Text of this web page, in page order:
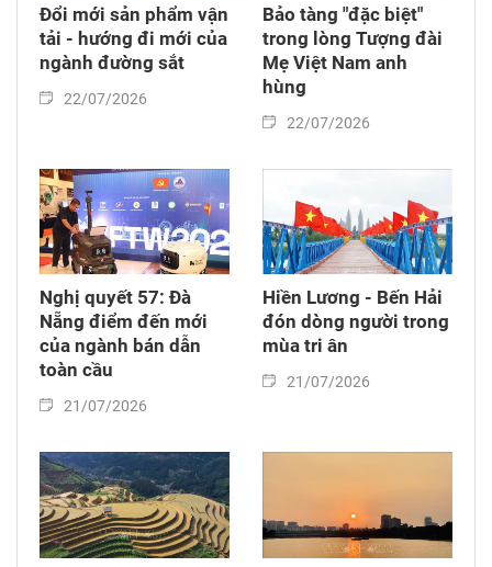
Đổi mới sản phẩm vận
tải - hướng đi mới của
ngành đường sắt
22/07/2026
Bảo tàng "đặc biệt"
trong lòng Tượng đài
Mẹ Việt Nam anh
hùng
22/07/2026
Nghị quyết 57: Đà
Nẵng điểm đến mới
của ngành bán dẫn
toàn cầu
21/07/2026
Hiền Lương - Bến Hải
đón dòng người trong
mùa tri ân
21/07/2026